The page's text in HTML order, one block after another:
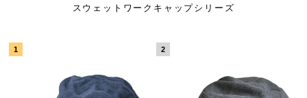
スウェットワークキャップシリーズ